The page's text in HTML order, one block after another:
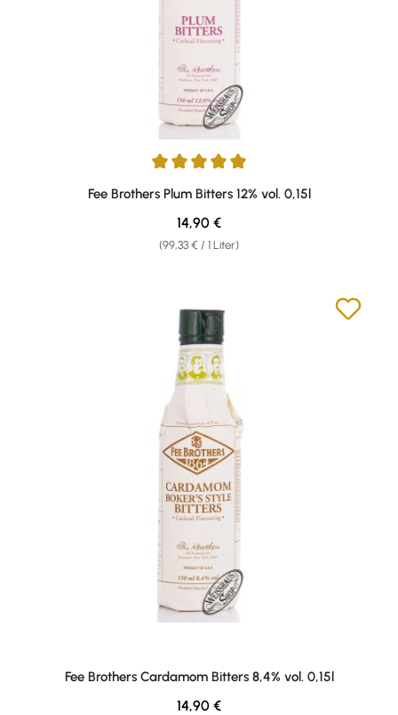
Durchschnittliche Bewertung von 5 von 5 Sternen
Fee Brothers Plum Bitters 12% vol. 0,15l
(99,33 € / 1 Liter)
Regulärer Preis:
14,90 €
Fee Brothers Cardamom Bitters 8,4% vol. 0,15l
Regulärer Preis:
14,90 €